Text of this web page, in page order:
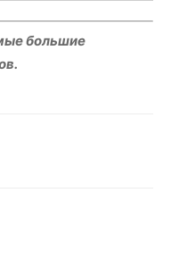
большие